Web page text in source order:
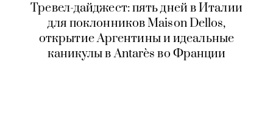
Тревел-дайджест: пять дней в Италии
для поклонников Maison Dellos,
открытие Аргентины и идеальные
каникулы в Antarès во Франции